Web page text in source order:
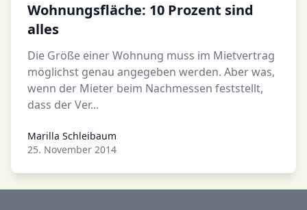
Wohnungsfläche: 10 Prozent sind
alles
Die Größe einer Wohnung muss im Mietvertrag
möglichst genau angegeben werden. Aber was,
wenn der Mieter beim Nachmessen feststellt,
dass der Ver...
Marilla Schleibaum
Marilla Schleibaum
25. November 2014